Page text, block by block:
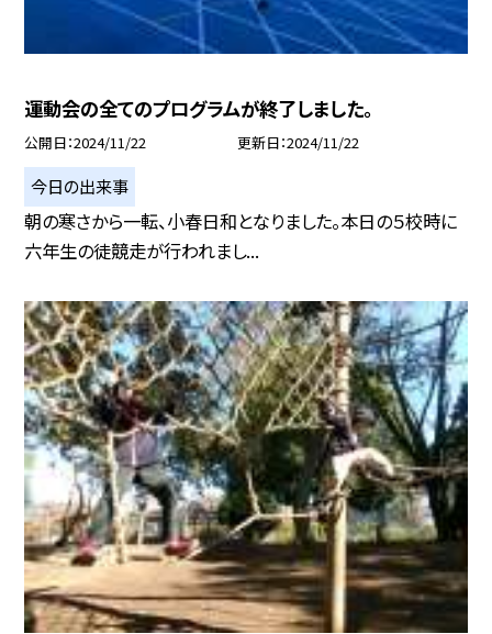
運動会の全てのプログラムが終了しました。
公開日 2024/11/22 更新日 2024/11/22
今日の出来事
朝の寒さから一転、小春日和となりました。本日の５校時に
六年生の徒競走が行われまし...